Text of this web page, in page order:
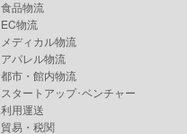
食品物流
EC物流
メディカル物流
アパレル物流
都市・館内物流
スタートアップ･ベンチャー
利用運送
貿易・税関